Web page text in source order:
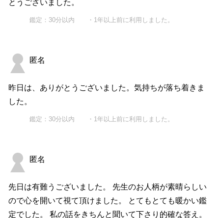
とうございました。
鑑定：30分以内 ・1年以上前に利用しました。
匿名
昨日は、ありがとうございました。気持ちが落ち着きま
した。
鑑定：30分以内 ・1年以上前に利用しました。
匿名
先日は有難うございました。 先生のお人柄が素晴らしい
ので心を開いて視て頂けました。 とてもとても暖かい鑑
定でした。 私の話をきちんと聞いて下さり的確な答え。